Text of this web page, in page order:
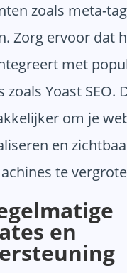
zoals meta-
Zorg ervoor dat
met
zoals Yoast SEO.
om je
en
te
en